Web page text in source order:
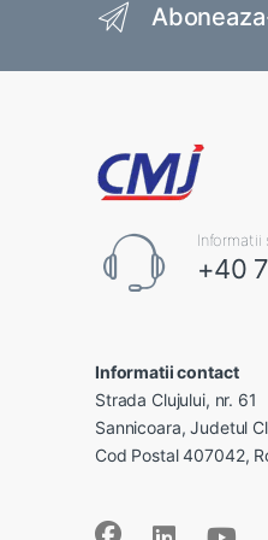
Informatii
+40
Informatii contact
Strada Clujului, nr. 61
Sannicoara, Judetul
Cod Postal 407042,